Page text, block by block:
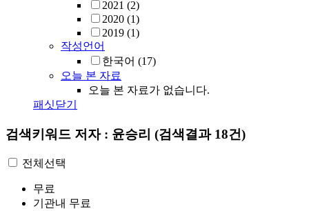
2021 (2)
2020 (1)
2019 (1)
작성언어
한국어 (17)
오늘 본 자료
오늘 본 자료가 없습니다.
패싯닫기
검색키워드 저자 : 윤승리 (검색결과 18건)
전체선택
무료
기관내 무료